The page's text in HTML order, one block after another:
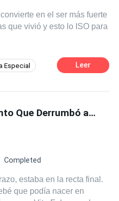
en el ser más fuerte
que vivió y esto lo ISO para
Especial Leer
El Nacimiento Que Derrumbó al Jefe
Completed
estaba en la recta final.
que podía nacer en